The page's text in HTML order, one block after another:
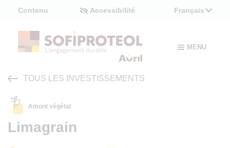
Contenu Accessibilité Français
MENU
TOUS LES INVESTISSEMENTS
Amont végétal
Limagrain